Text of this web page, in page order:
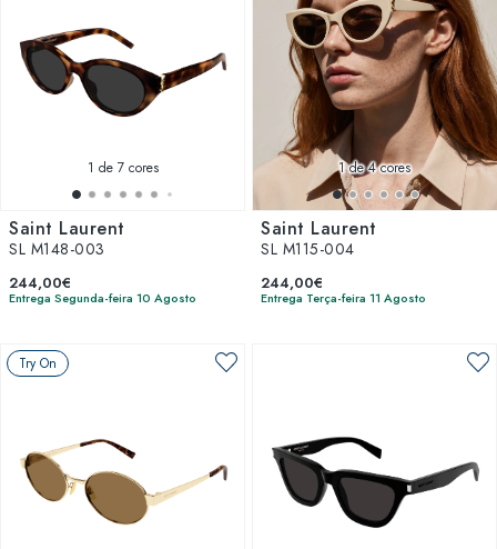
1 de 7 cores
Saint Laurent
SL M148-003
244,00€
Entrega Segunda-feira 10 Agosto
1de 4 cores
Saint Laurent
SL M115-004
244,00€
Entrega Terça-feira 11 Agosto
Try On